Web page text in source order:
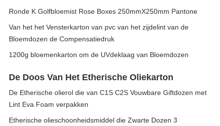
Ronde K Golfbloemist Rose Boxes 250mmX250mm Pantone
Van het het Vensterkarton van pvc van het zijdelint van de
Bloemdozen de Compensatiedruk
1200g bloemenkarton om de UVdeklaag van Bloemdozen
De Doos Van Het Etherische Oliekarton
De Etherische olierol die van C1S C2S Vouwbare Giftdozen met
Lint Eva Foam verpakken
Etherische olieschoonheidsmiddel die Zwarte Dozen 3